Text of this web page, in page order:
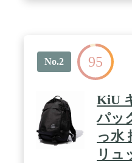
容易です。 / 【豊富な
ートメントに加えフロ
ト、サイドポケットが
ンパートメント内もPC
イザーが付いているた
ん。 / 【快適な背負い
トにはクッション性と
使用しています。チェ
おり、より安定した背
【リフレクター】夜間
ー(反射材)が搭載されて
No.2 95
KiU
パッ
っ水
リュ